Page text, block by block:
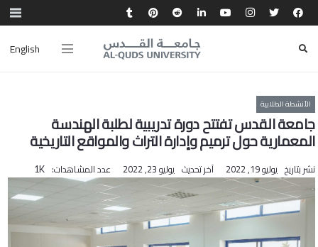
English
الأنشطة الطلابية
جامعة القدس تفتتح دورة تدريبية لطلبة الهندسة
المعمارية حول ترميم وإدارة التراث والمواقع التاريخية
نشر بتاريخ يوليو 19, 2022 آخر تحديث يوليو 23, 2022 عدد المشاهدات: 1K